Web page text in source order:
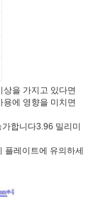
을 가지고 있다면
에 영향을 미치면
합니다3.96 밀리미
플레이트에 유의하세